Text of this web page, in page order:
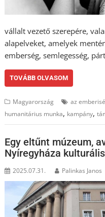
vállalt vezető szerepére,
alapelveket, amelyek
emberség, semlegesség,
TOVÁBB OLVASOM
Magyarország az
humanitárius munka, kampány,
Egy eltűnt múzeum,
Nyíregyháza
2025.07.31. Palinkas Janos